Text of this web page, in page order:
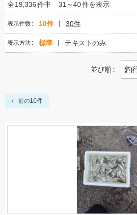
全19,336件中 31～40件を表示
表示件数 10件 30件
表示方法 標準 テキストのみ
並び順
前の10件